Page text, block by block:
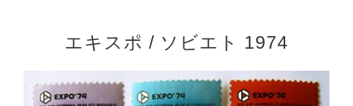
エキスポ / ソビエト 1974